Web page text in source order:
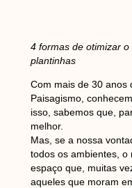
4 formas de otimizar
plantinhas
Com mais de 30 anos
Paisagismo,
isso, sabemos que,
melhor.
Mas, se a nossa
todos os ambientes, o
espaço que, muitas
aqueles que moram